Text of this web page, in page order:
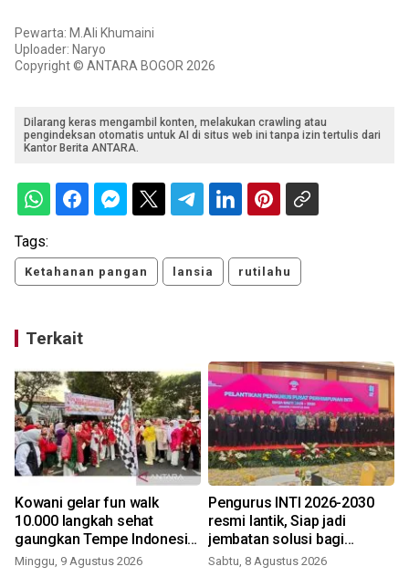
Pewarta: M.Ali Khumaini
Uploader: Naryo
Copyright © ANTARA BOGOR 2026
Dilarang keras mengambil konten, melakukan crawling atau
pengindeksan otomatis untuk AI di situs web ini tanpa izin tertulis dari
Kantor Berita ANTARA.
Tags:
Ketahanan pangan lansia rutilahu
Terkait
Kowani gelar fun walk
10.000 langkah sehat
gaungkan Tempe Indonesia
Goes to UNESCO
Minggu, 9 Agustus 2026
Pengurus INTI 2026-2030
resmi lantik, Siap jadi
jembatan solusi bagi
persoalan bangsa
Sabtu, 8 Agustus 2026